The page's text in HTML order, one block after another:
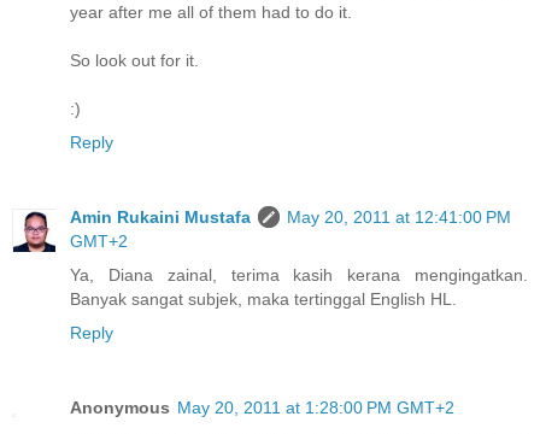
year after me all of them had to do it.
So look out for it.
:)
Reply
Amin Rukaini Mustafa
May 20, 2011 at 12:41:00 PM
GMT+2
Ya, Diana zainal, terima kasih kerana mengingatkan.
Banyak sangat subjek, maka tertinggal English HL.
Reply
Anonymous May 20, 2011 at 1:28:00 PM GMT+2